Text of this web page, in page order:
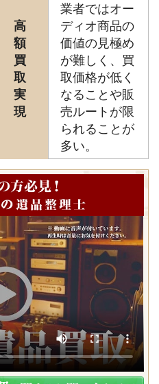
高
額
買
取
実
現
業者ではオー
ディオ商品の
価値の見極め
が難しく、買
取価格が低く
なることや販
売ルートが限
られることが
多い。